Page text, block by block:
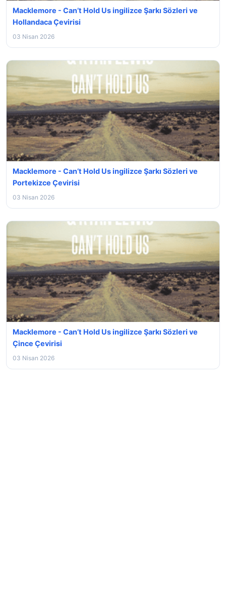
Macklemore - Can’t Hold Us ingilizce Şarkı Sözleri ve
Hollandaca Çevirisi
03 Nisan 2026
Macklemore - Can’t Hold Us ingilizce Şarkı Sözleri ve
Portekizce Çevirisi
03 Nisan 2026
Macklemore - Can’t Hold Us ingilizce Şarkı Sözleri ve
Çince Çevirisi
03 Nisan 2026